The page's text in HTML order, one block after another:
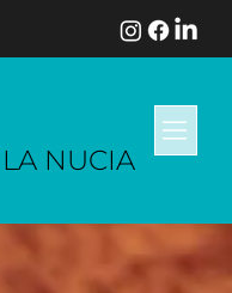
LA NUCIA